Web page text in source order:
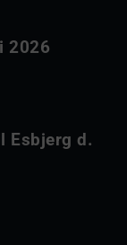
2026
Esbjerg d.